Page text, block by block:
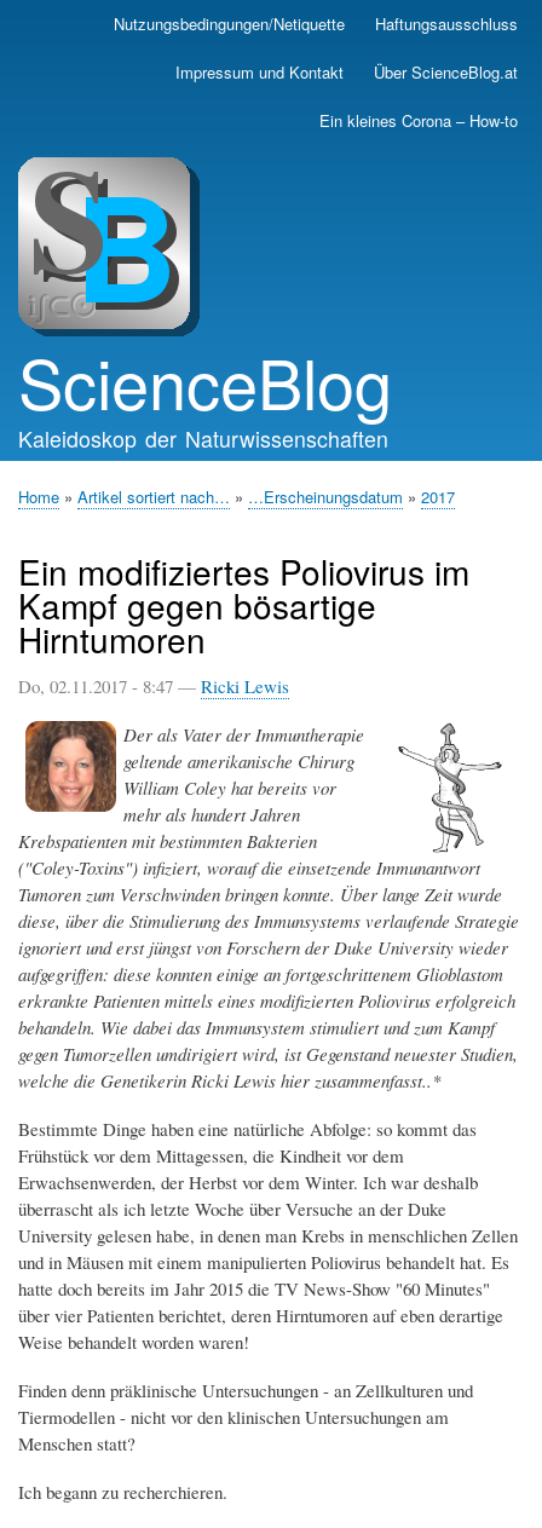
Skip
main
Nutzungsbedingungen/Netiquette Haftungsausschluss
Impressum und Kontakt Über ScienceBlog.at
Ein kleines Corona – How-to
ScienceBlog
Kaleidoskop der Naturwissenschaften
Home Artikel sortiert nach… …Erscheinungsdatum 2017
Ein modifiziertes Poliovirus im
Kampf gegen bösartige
Hirntumoren
Do, 02.11.2017 - 8:47 — Ricki Lewis
Der als Vater der Immuntherapie
geltende amerikanische Chirurg
William Coley hat bereits vor
mehr als hundert Jahren
Krebspatienten mit bestimmten Bakterien
("Coley-Toxins") infiziert, worauf die einsetzende Immunantwort
Tumoren zum Verschwinden bringen konnte. Über lange Zeit wurde
diese, über die Stimulierung des Immunsystems verlaufende Strategie
ignoriert und erst jüngst von Forschern der Duke University wieder
aufgegriffen: diese konnten einige an fortgeschrittenem Glioblastom
erkrankte Patienten mittels eines modifizierten Poliovirus erfolgreich
behandeln. Wie dabei das Immunsystem stimuliert und zum Kampf
gegen Tumorzellen umdirigiert wird, ist Gegenstand neuester Studien,
welche die Genetikerin Ricki Lewis hier zusammenfasst..*
Bestimmte Dinge haben eine natürliche Abfolge: so kommt das
Frühstück vor dem Mittagessen, die Kindheit vor dem
Erwachsenwerden, der Herbst vor dem Winter. Ich war deshalb
überrascht als ich letzte Woche über Versuche an der Duke
University gelesen habe, in denen man Krebs in menschlichen Zellen
und in Mäusen mit einem manipulierten Poliovirus behandelt hat. Es
hatte doch bereits im Jahr 2015 die TV News-Show "60 Minutes"
über vier Patienten berichtet, deren Hirntumoren auf eben derartige
Weise behandelt worden waren!
Finden denn präklinische Untersuchungen - an Zellkulturen und
Tiermodellen - nicht vor den klinischen Untersuchungen am
Menschen statt?
Ich begann zu recherchieren.